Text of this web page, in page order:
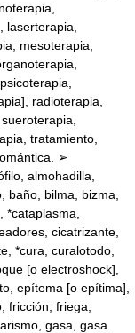
laserterapia,
mesoterapia,
radioterapia,
tratamiento,
➢
almohadilla,
baño, bilma, bizma,
cicatrizante,
*cura, curalotodo,
[o electroshock],
epítema [o epítima],
fricción, friega,
gasa, gasa